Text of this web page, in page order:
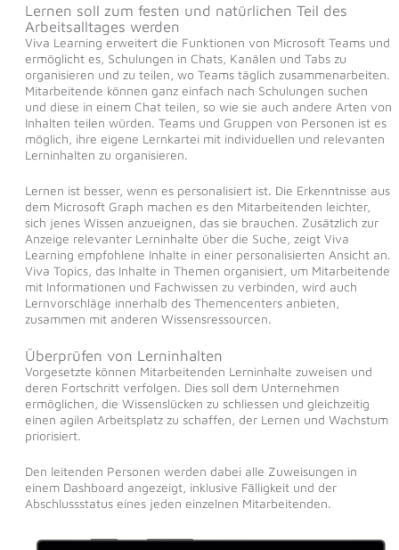
Lernen soll zum festen und natürlichen Teil des
Arbeitsalltages werden
Viva Learning erweitert die Funktionen von Microsoft Teams und
ermöglicht es, Schulungen in Chats, Kanälen und Tabs zu
organisieren und zu teilen, wo Teams täglich zusammenarbeiten.
Mitarbeitende können ganz einfach nach Schulungen suchen
und diese in einem Chat teilen, so wie sie auch andere Arten von
Inhalten teilen würden. Teams und Gruppen von Personen ist es
möglich, ihre eigene Lernkartei mit individuellen und relevanten
Lerninhalten zu organisieren.
Lernen ist besser, wenn es personalisiert ist. Die Erkenntnisse aus
dem Microsoft Graph machen es den Mitarbeitenden leichter,
sich jenes Wissen anzueignen, das sie brauchen. Zusätzlich zur
Anzeige relevanter Lerninhalte über die Suche, zeigt Viva
Learning empfohlene Inhalte in einer personalisierten Ansicht an.
Viva Topics, das Inhalte in Themen organisiert, um Mitarbeitende
mit Informationen und Fachwissen zu verbinden, wird auch
Lernvorschläge innerhalb des Themencenters anbieten,
zusammen mit anderen Wissensressourcen.
Überprüfen von Lerninhalten
Vorgesetzte können Mitarbeitenden Lerninhalte zuweisen und
deren Fortschritt verfolgen. Dies soll dem Unternehmen
ermöglichen, die Wissenslücken zu schliessen und gleichzeitig
einen agilen Arbeitsplatz zu schaffen, der Lernen und Wachstum
priorisiert.
Den leitenden Personen werden dabei alle Zuweisungen in
einem Dashboard angezeigt, inklusive Fälligkeit und der
Abschlussstatus eines jeden einzelnen Mitarbeitenden.